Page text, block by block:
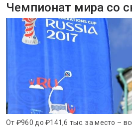
Чемпионат мира со
От ₽960 до ₽141,6 тыс. за место –